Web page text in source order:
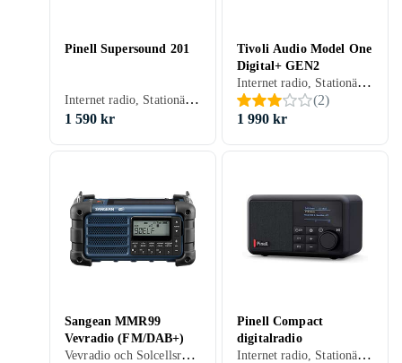
Pinell Supersound 201
Internet radio, Stationär radio, FM, Internetströmning, DAB, DAB+, Batteri, Nätström, Uppladdningsbart batteri, RDS-radio, Klockradio med alarm, Fjärrkontroll, Display, Hörlursutgång, USB, Digital optisk ut (S/PDIF), Analog 3,5mm-ingång (Aux)
1 590 kr
Tivoli Audio Model One
Digital+ GEN2
Internet radio, Stationär radio, FM, AM, Internetströmning, DAB, DAB+, Nätström, Display, Hörlursutgång, Analog 3,5mm-ingång (Aux)
(2)
1 990 kr
Sangean MMR99
Vevradio (FM/DAB+)
Vevradio och Solcellsradio, Stationär radio, Bärbar radio, FM, AM, DAB, DAB+, Solenergi, Vev, RDS-radio, Projicering av tid, Display, Allvädersskydd (damm/fukttålig), Hörlursutgång, USB, Analog 3,5mm-ingång (Aux)
Pinell Compact
digitalradio
Internet radio, Stationär radio, Bärbar radio, FM, DAB, DAB+, Batteri, Uppladdningsbart batteri, Analog 3,5mm-ingång (Aux)